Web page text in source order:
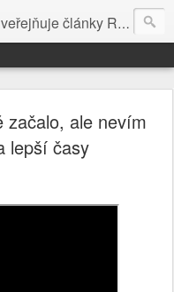
(pokud budu mit naladu) - s editacni pomoci Ludvika Dedika.
začalo, ale nevím
lepší časy